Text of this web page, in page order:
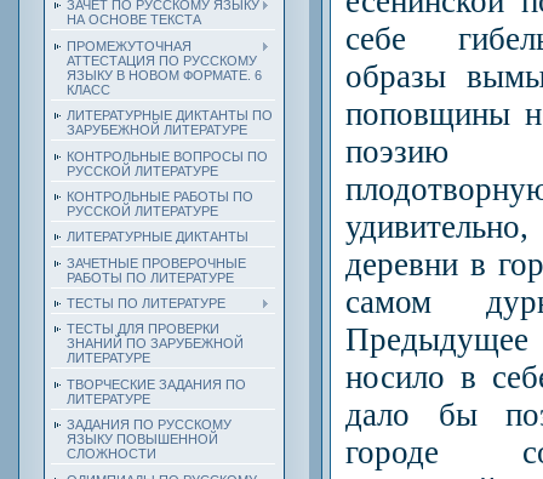
ЗАЧЕТ ПО РУССКОМУ ЯЗЫКУ
НА ОСНОВЕ ТЕКСТА
ПРОМЕЖУТОЧНАЯ
АТТЕСТАЦИЯ ПО РУССКОМУ
ЯЗЫКУ В НОВОМ ФОРМАТЕ. 6
КЛАСС
ЛИТЕРАТУРНЫЕ ДИКТАНТЫ ПО
ЗАРУБЕЖНОЙ ЛИТЕРАТУРЕ
КОНТРОЛЬНЫЕ ВОПРОСЫ ПО
РУССКОЙ ЛИТЕРАТУРЕ
КОНТРОЛЬНЫЕ РАБОТЫ ПО
РУССКОЙ ЛИТЕРАТУРЕ
ЛИТЕРАТУРНЫЕ ДИКТАНТЫ
ЗАЧЕТНЫЕ ПРОВЕРОЧНЫЕ
РАБОТЫ ПО ЛИТЕРАТУРЕ
ТЕСТЫ ПО ЛИТЕРАТУРЕ
ТЕСТЫ ДЛЯ ПРОВЕРКИ
ЗНАНИЙ ПО ЗАРУБЕЖНОЙ
ЛИТЕРАТУРЕ
ТВОРЧЕСКИЕ ЗАДАНИЯ ПО
ЛИТЕРАТУРЕ
ЗАДАНИЯ ПО РУССКОМУ
ЯЗЫКУ ПОВЫШЕННОЙ
СЛОЖНОСТИ
себе
образы
поповщины
поэзию
деревни в
самом
носило в
дало бы
городе